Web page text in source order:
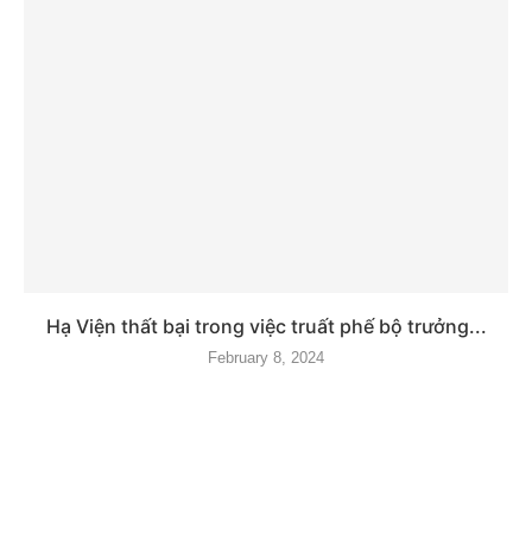
Hạ Viện thất bại trong việc truất phế bộ trưởng...
February 8, 2024